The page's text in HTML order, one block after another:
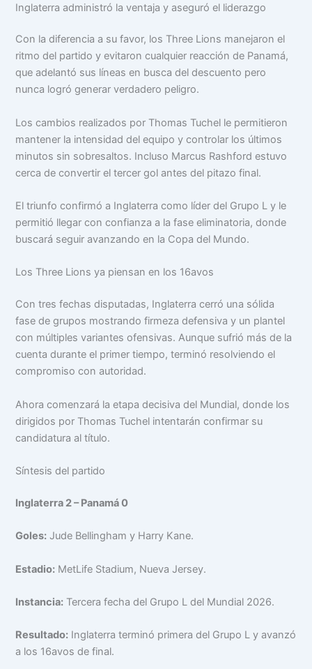
Inglaterra administró la ventaja y aseguró el liderazgo
Con la diferencia a su favor, los Three Lions manejaron el
ritmo del partido y evitaron cualquier reacción de Panamá,
que adelantó sus líneas en busca del descuento pero
nunca logró generar verdadero peligro.
Los cambios realizados por Thomas Tuchel le permitieron
mantener la intensidad del equipo y controlar los últimos
minutos sin sobresaltos. Incluso Marcus Rashford estuvo
cerca de convertir el tercer gol antes del pitazo final.
El triunfo confirmó a Inglaterra como líder del Grupo L y le
permitió llegar con confianza a la fase eliminatoria, donde
buscará seguir avanzando en la Copa del Mundo.
Los Three Lions ya piensan en los 16avos
Con tres fechas disputadas, Inglaterra cerró una sólida
fase de grupos mostrando firmeza defensiva y un plantel
con múltiples variantes ofensivas. Aunque sufrió más de la
cuenta durante el primer tiempo, terminó resolviendo el
compromiso con autoridad.
Ahora comenzará la etapa decisiva del Mundial, donde los
dirigidos por Thomas Tuchel intentarán confirmar su
candidatura al título.
Síntesis del partido
Inglaterra 2 – Panamá 0
Goles: Jude Bellingham y Harry Kane.
Estadio: MetLife Stadium, Nueva Jersey.
Instancia: Tercera fecha del Grupo L del Mundial 2026.
Resultado: Inglaterra terminó primera del Grupo L y avanzó
a los 16avos de final.